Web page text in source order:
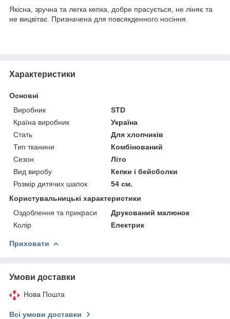
Якісна, зручна та легка кепка, добре прасується, не ліняє та
не вицвітає. Призначена для повсякденного носіння.
Характеристики
Основні
Виробник
STD
Країна виробник
Україна
Стать
Для хлопчиків
Тип тканини
Комбінований
Сезон
Літо
Вид виробу
Кепки і бейсболки
Розмір дитячих шапок
54 см.
Користувальницькі характеристики
Оздоблення та прикраси
Друкований малюнок
Колір
Електрик
Приховати
Умови доставки
Нова Пошта
Всі умови доставки